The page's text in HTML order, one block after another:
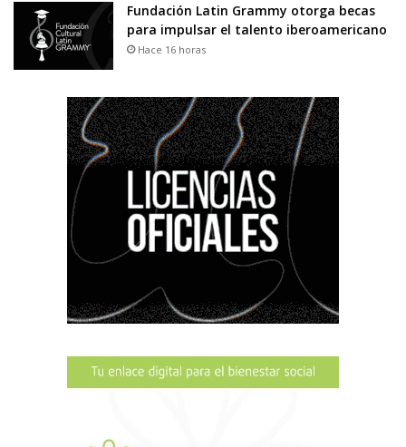
Fundación Latin Grammy otorga becas
para impulsar el talento iberoamericano
Hace 16 horas